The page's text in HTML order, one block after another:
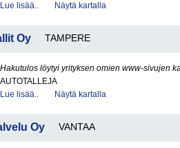
Lue lisää..
Näytä kartalla
Oy TAMPERE
Hakutulos löytyi yrityksen omien www-sivujen
AUTOTALLEJA
Lue lisää..
Näytä kartalla
Oy VANTAA